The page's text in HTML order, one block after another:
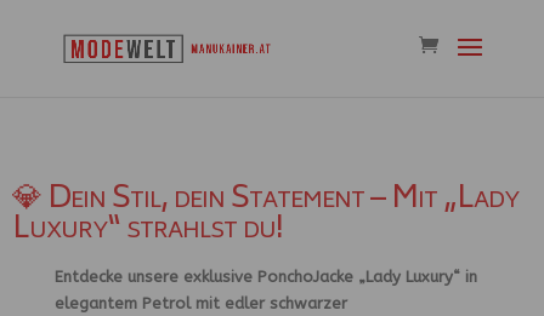
💎 Dein Stil, dein Statement – Mit „Lady
Luxury“ strahlst du!
Entdecke unsere exklusive PonchoJacke „Lady Luxury“ in
elegantem Petrol mit edler schwarzer